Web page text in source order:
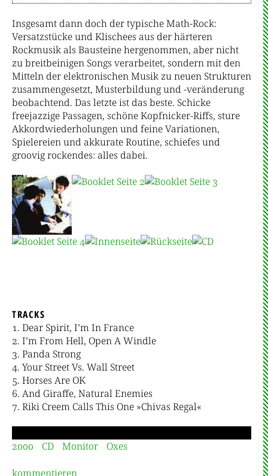
Insgesamt dann doch der typische Math-Rock:
Versatzstücke und Klischees aus der härteren
Rockmusik als Bausteine hergenommen, aber nicht
zu breitbeinigen Songs verarbeitet, sondern mit den
Mitteln der elektronischen Musik zu neuen Strukturen
zusammengesetzt, Musterbildung und -veränderung
beobachtend. Das letzte ist das beste. Schicke
freejazzige Passagen, schöne Kopfnicker-Riffs, sture
Akkordwiederholungen und feine Variationen,
Spielereien und akkurate Routine, schiefes und
groovig rockendes: alles dabei.
TRACKS
Dear Spirit, I’m In France
I’m From Hell, Open A Windle
Panda Strong
Your Street Vs. Wall Street
Horses Are OK
And Giraffe, Natural Enemies
Riki Creem Calls This One »Chivas Regal«
2000 CD Monitor Oxes
kommentieren